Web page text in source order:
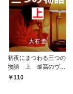
初夜にまつわる三つの
物語 上 最高のヴァ
イオリン
110